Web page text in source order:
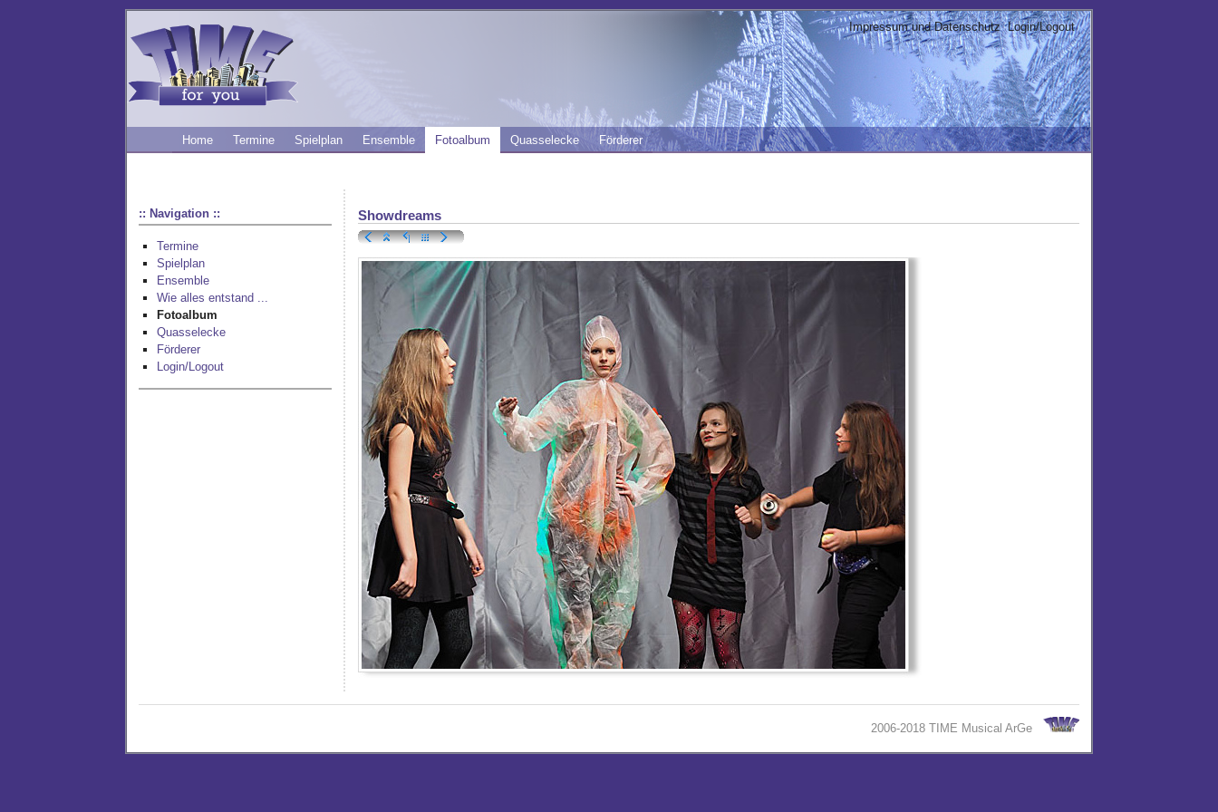
Impressum und Datenschutz Login/Logout
Home Termine Spielplan Ensemble Fotoalbum Quasselecke Förderer
:: Navigation ::
Termine
Spielplan
Ensemble
Wie alles entstand ...
Fotoalbum
Quasselecke
Förderer
Login/Logout
Showdreams
2006-2018 TIME Musical ArGe